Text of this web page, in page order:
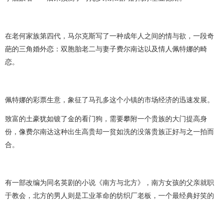
在老何家族第四代，马尔克斯写了一种成年人之间的情与欲，一段奇
葩的三角婚外恋：双胞胎老二与妻子费尔南达以及情人佩特娜的畸
恋。
佩特娜的彩票生意，象征了马孔多这个小镇的市场经济的迅速发展。
致富的土豪犹如镀了金的看门狗，需要攀附一个贵族的大门提高身
份，像费尔南达这种出生高贵却一贫如洗的没落贵族正好与之一拍而
合。
有一部改编为同名英剧的小说《南方与北方》，南方女孩的父亲就职
于教会，北方的男人则是工业革命的纺织厂老板，一个最经典好笑的